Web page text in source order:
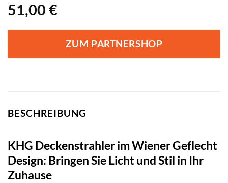
51,00 €
ZUM PARTNERSHOP
BESCHREIBUNG
KHG Deckenstrahler im Wiener Geflecht
Design: Bringen Sie Licht und Stil in Ihr
Zuhause